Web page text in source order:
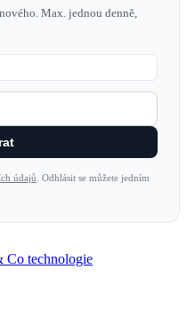
Max. jednou denně,
údajů . Odhlásit se můžete jedním
Co technologie